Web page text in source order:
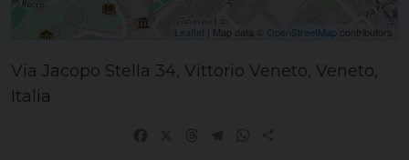
Leaflet | Map data © OpenStreetMap contributors
Via Jacopo Stella 34, Vittorio Veneto, Veneto,
Italia